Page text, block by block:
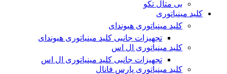
بی متال تکو
کلید مینیاتوری
کلید مینیاتوری هیوندای
تجهیزات جانبی کلید مینیاتوری هیوندای
کلید مینیاتوری ال اس
تجهیزات جانبی کلید مینیاتوری ال اس
کلید مینیاتوری پارس فانال